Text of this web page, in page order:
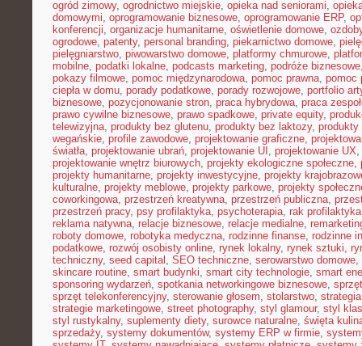
ogród zimowy, ogrodnictwo miejskie, opieka nad seniorami,
domowymi, oprogramowanie biznesowe, oprogramowanie ERP,
konferencji, organizacje humanitarne, oświetlenie domowe,
ogrodowe, patenty, personal branding, piekarnictwo domowe,
pielęgniarstwo, piwowarstwo domowe, platformy chmurowe,
mobilne, podatki lokalne, podcasts marketing, podróże biznesowe
pokazy filmowe, pomoc międzynarodowa, pomoc prawna, pomoc
ciepła w domu, porady podatkowe, porady rozwojowe, portfolio
biznesowe, pozycjonowanie stron, praca hybrydowa, praca
prawo cywilne biznesowe, prawo spadkowe, private equity,
telewizyjna, produkty bez glutenu, produkty bez laktozy, produkty
wegańskie, profile zawodowe, projektowanie graficzne,
światła, projektowanie ubrań, projektowanie UI , projektowanie UX,
projektowanie wnętrz biurowych, projekty ekologiczne społeczne,
projekty humanitarne, projekty inwestycyjne, projekty
kulturalne, projekty meblowe, projekty parkowe, projekty
coworkingowa, przestrzeń kreatywna, przestrzeń publiczna,
przestrzeń pracy, psy profilaktyka, psychoterapia, rak profilaktyka
reklama natywna, relacje biznesowe, relacje medialne,
roboty domowe, robotyka medyczna, rodzinne finanse, rodzinne
podatkowe, rozwój osobisty online, rynek lokalny, rynek sztuki,
techniczny, seed capital , SEO techniczne, serowarstwo domowe,
skincare routine, smart budynki, smart city technologie, smart
sponsoring wydarzeń, spotkania networkingowe biznesowe,
sprzęt telekonferencyjny, sterowanie głosem, stolarstwo,
strategie marketingowe, street photography, styl glamour, styl
styl rustykalny, suplementy diety, surowce naturalne, święta
sprzedaży, systemy dokumentów, systemy ERP w firmie,